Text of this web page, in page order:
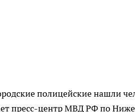
полицейские нашли
пресс-центр МВД РФ по